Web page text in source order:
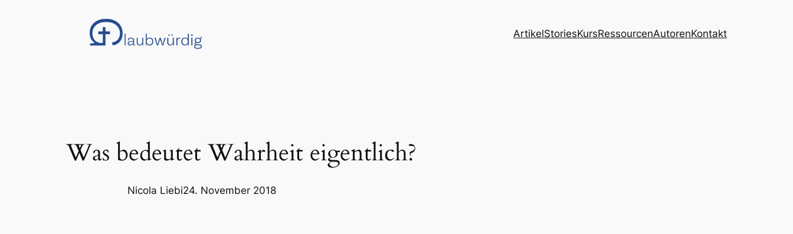
ArtikelStoriesKursRessourcenAutorenKontakt
Was bedeutet Wahrheit eigentlich?
Nicola Liebi24. November 2018